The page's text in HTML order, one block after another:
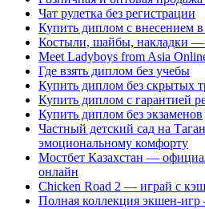
Чат рулетка без регистрации
Купить диплом с внесением в
Костыли, шайбы, накладки —
Meet Ladyboys from Asia
Где взять диплом без учебы
Купить диплом без скрытых
Купить диплом с гарантией
Купить диплом без экзаменов
Частный детский сад на
эмоциональному комфорту
Мостбет Казахстан —
онлайн
Chicken Road 2 — играй с
Полная коллекция экшен-